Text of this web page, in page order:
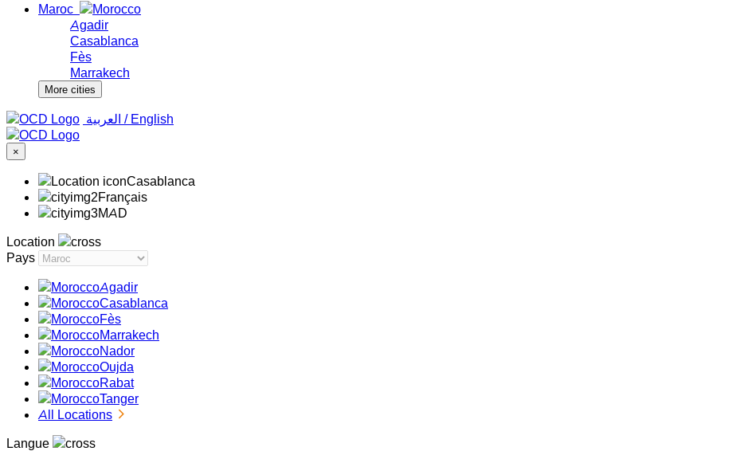
Maroc
Agadir
Casablanca
Fès
Marrakech
More cities
‏العربية ‏ / English
×
Casablanca
Français
MAD
Location
Pays
Agadir
Casablanca
Fès
Marrakech
Nador
Oujda
Rabat
Tanger
All Locations
Langue